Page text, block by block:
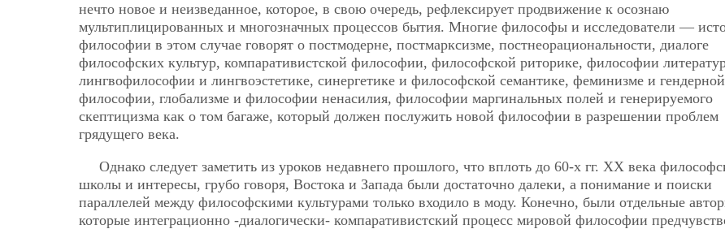
нечто новое и неизведанное, которое, в свою очередь, рефлексирует продвижение к осознаю
мультиплицированных и многозначных процессов бытия. Многие философы и исследователи —
философии в этом случае говорят о постмодерне, постмарксизме, постнеорациональности, диалоге
философских культур, компаративистской философии, философской риторике, философии
лингвофилософии и лингвоэстетике, синергетике и философской семантике, феминизме и гендерной
философии, глобализме и философии ненасилия, философии маргинальных полей и генерируемого
скептицизма как о том багаже, который должен послужить новой философии в разрешении проблем
грядущего века.
Однако следует заметить из уроков недавнего прошлого, что вплоть до 60-х гг. ХХ века
школы и интересы, грубо говоря, Востока и Запада были достаточно далеки, а понимание и поиски
параллелей между философскими культурами только входило в моду. Конечно, были отдельные
которые интеграционно -диалогически- компаративистский процесс мировой философии